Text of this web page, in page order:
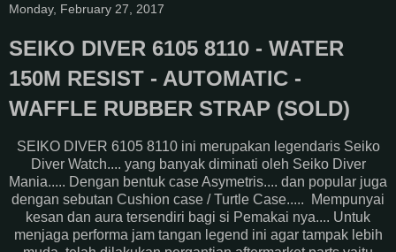
Monday, February 27, 2017
SEIKO DIVER 6105 8110 - WATER
150M RESIST - AUTOMATIC -
WAFFLE RUBBER STRAP (SOLD)
SEIKO DIVER 6105 8110 ini merupakan legendaris Seiko
Diver Watch.... yang banyak diminati oleh Seiko Diver
Mania..... Dengan bentuk case Asymetris.... dan popular juga
dengan sebutan Cushion case / Turtle Case..... Mempunyai
kesan dan aura tersendiri bagi si Pemakai nya.... Untuk
menjaga performa jam tangan legend ini agar tampak lebih